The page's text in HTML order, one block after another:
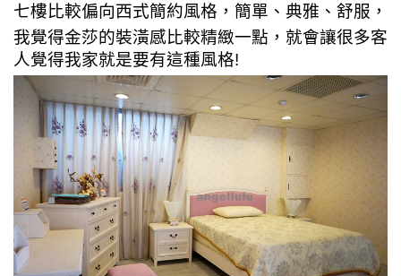
七樓比較偏向西式簡約風格，簡單、典雅、舒服，
我覺得金莎的裝潢感比較精緻一點，就會讓很多客
人覺得我家就是要有這種風格!